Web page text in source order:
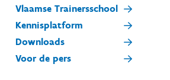
Vlaamse Trainersschool
Kennisplatform
Downloads
Voor de pers